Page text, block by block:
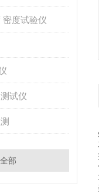
密度试验仪
试仪
部